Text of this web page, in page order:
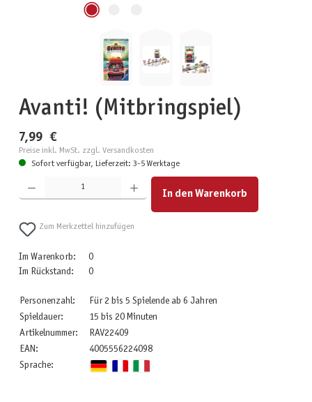
Avanti! (Mitbringspiel)
7,99 €
Preise inkl. MwSt. zzgl. Versandkosten
Sofort verfügbar, Lieferzeit: 3-5 Werktage
Produkt Anzahl: Gib den gewünschten Wert ein oder benutze die Schaltflächen um die Anzahl zu
In den Warenkorb
Zum Merkzettel hinzufügen
Im Warenkorb:
0
Im Rückstand:
0
Personenzahl:
Für 2 bis 5 Spielende ab 6 Jahren
Spieldauer:
15 bis 20 Minuten
Artikelnummer:
RAV22409
EAN:
4005556224098
Sprache: